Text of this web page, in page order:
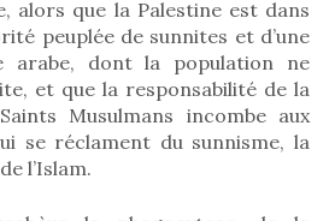
alors que la Palestine est dans
peuplée de sunnites et d’une
arabe, dont la population ne
et que la responsabilité de la
Musulmans incombe aux
se réclament du sunnisme, la
l’Islam.